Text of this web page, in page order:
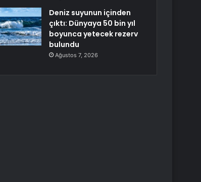
Deniz suyunun içinden
çıktı: Dünyaya 50 bin yıl
boyunca yetecek rezerv
bulundu
Ağustos 7, 2026